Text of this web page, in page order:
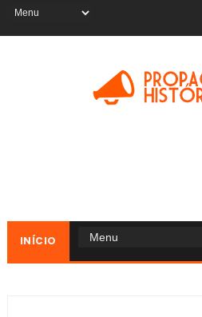
INÍCIO